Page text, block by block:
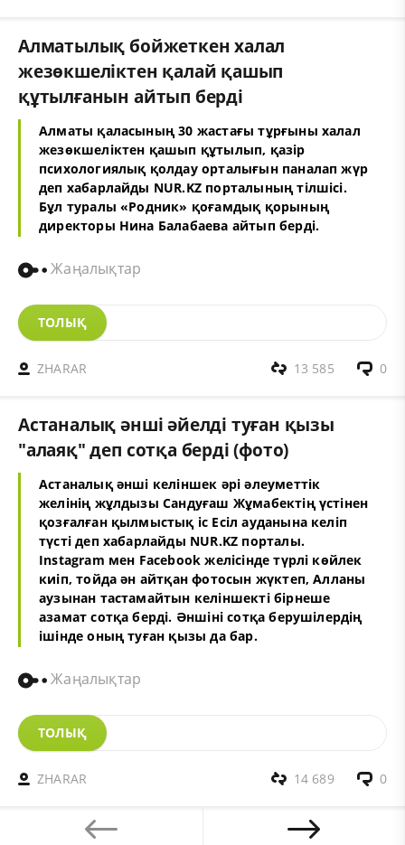
Алматылық бойжеткен халал
жезөкшеліктен қалай қашып
құтылғанын айтып берді
Алматы қаласының 30 жастағы тұрғыны халал
жезөкшеліктен қашып құтылып, қазір
психологиялық қолдау орталығын паналап жүр
деп хабарлайды NUR.KZ порталының тілшісі.
Бұл туралы «Родник» қоғамдық қорының
директоры Нина Балабаева айтып берді.
Жаңалықтар
ТОЛЫҚ
ZHARAR 0
13 585
Астаналық әнші әйелді туған қызы
"алаяқ" деп сотқа берді (фото)
Астаналық әнші келіншек әрі әлеуметтік
желінің жұлдызы Сандуғаш Жұмабектің үстінен
қозғалған қылмыстық іс Есіл ауданына келіп
түсті деп хабарлайды NUR.KZ порталы.
Instagram мен Facebook желісінде түрлі көйлек
киіп, тойда ән айтқан фотосын жүктеп, Алланы
аузынан тастамайтын келіншекті бірнеше
азамат сотқа берді. Әншіні сотқа берушілердің
ішінде оның туған қызы да бар.
Жаңалықтар
ТОЛЫҚ
ZHARAR 0
14 689